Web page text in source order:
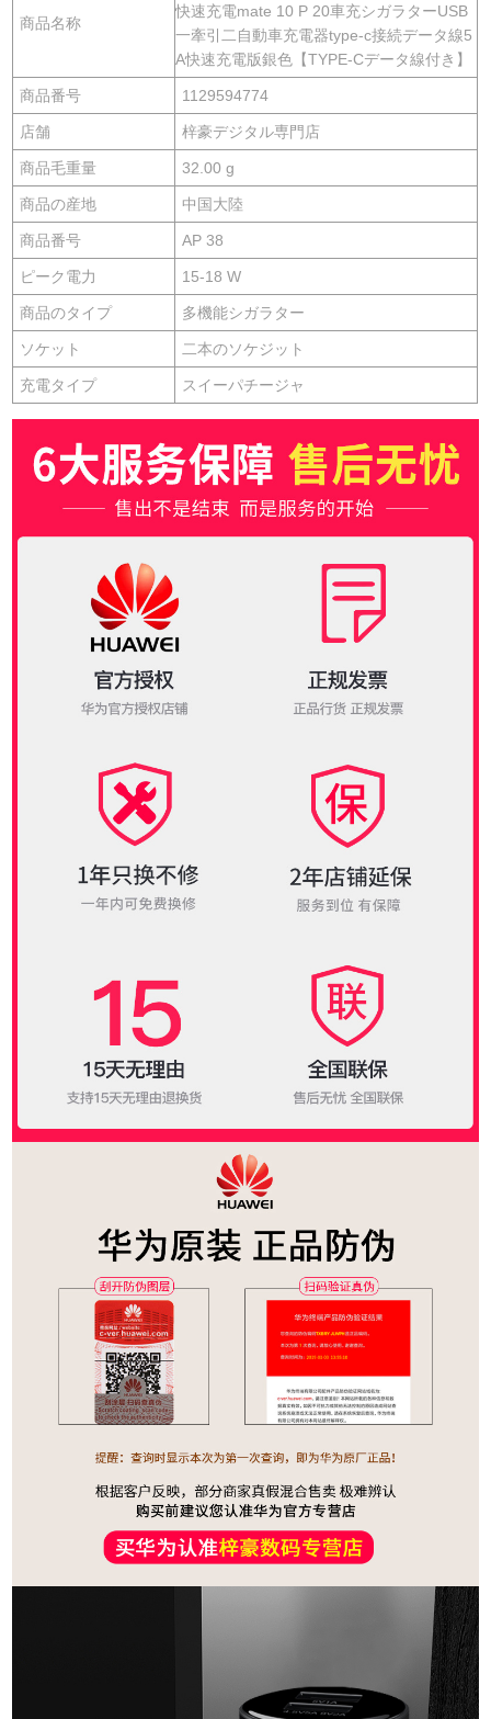
商品名称
快速充電mate 10 P 20車充シガラターUSB
一牽引二自動車充電器type-c接続データ線5
A快速充電版銀色【TYPE-Cデータ線付き】
商品番号 1129594774
店舗 梓豪デジタル専門店
商品毛重量 32.00 g
商品の産地 中国大陸
商品番号 AP 38
ピーク電力 15-18 W
商品のタイプ 多機能シガラター
ソケット 二本のソケジット
充電タイプ スイーパチージャ